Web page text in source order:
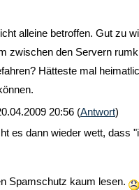
alleine betroffen. Gut zu
zwischen den Servern
Hätteste mal
20:56 (Antwort)
es dann wieder wett, dass
Spamschutz kaum lesen.